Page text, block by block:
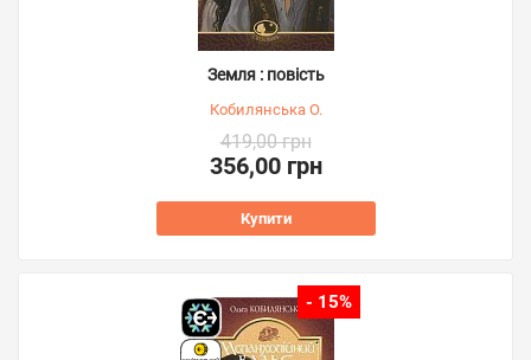
Земля : повість
Кобилянська О.
419,00 грн
356,00 грн
Купити
- 15%